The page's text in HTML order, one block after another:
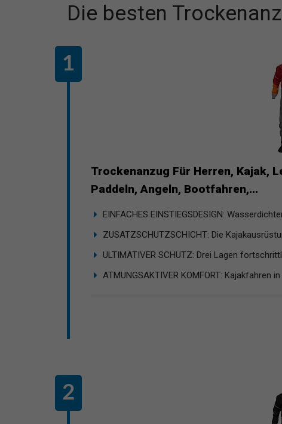
Die besten
Trockenanzug Für Herren, Kajak,
Paddeln, Angeln, Bootfahren,...
EINFACHES EINSTIEGSDESIGN:
ZUSATZSCHUTZSCHICHT: Die
ULTIMATIVER SCHUTZ: Drei Lagen
ATMUNGSAKTIVER KOMFORT: Kajakfahren